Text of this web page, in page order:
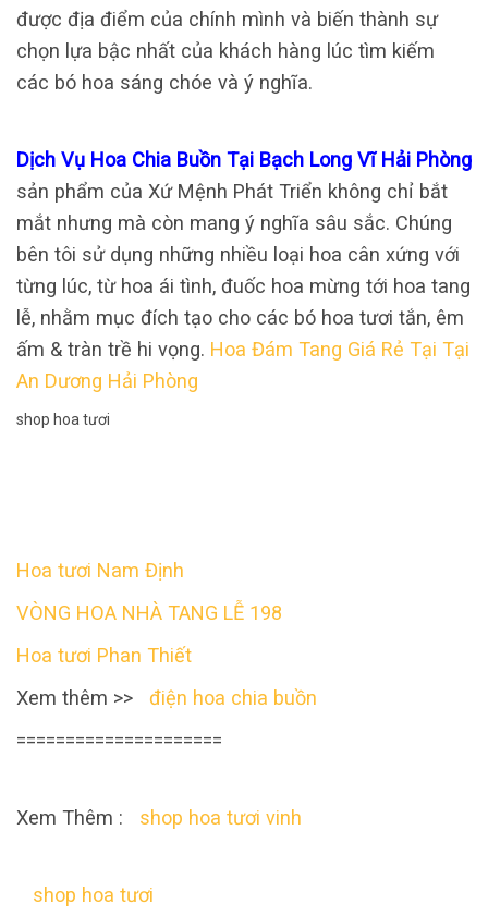
được địa điểm của chính mình và biến thành sự
chọn lựa bậc nhất của khách hàng lúc tìm kiếm
các bó hoa sáng chóe và ý nghĩa.
Dịch Vụ Hoa Chia Buồn Tại Bạch Long Vĩ Hải Phòng
sản phẩm của Xứ Mệnh Phát Triển không chỉ bắt
mắt nhưng mà còn mang ý nghĩa sâu sắc. Chúng
bên tôi sử dụng những nhiều loại hoa cân xứng với
từng lúc, từ hoa ái tình, đuốc hoa mừng tới hoa tang
lễ, nhằm mục đích tạo cho các bó hoa tươi tắn, êm
ấm & tràn trề hi vọng. Hoa Đám Tang Giá Rẻ Tại Tại
An Dương Hải Phòng
shop hoa tươi
Hoa tươi Nam Định
VÒNG HOA NHÀ TANG LỄ 198
Hoa tươi Phan Thiết
Xem thêm >>
điện hoa chia buồn
=====================
Xem Thêm : shop hoa tươi vinh
shop hoa tươi